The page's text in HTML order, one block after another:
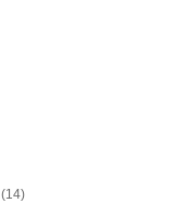
(14)